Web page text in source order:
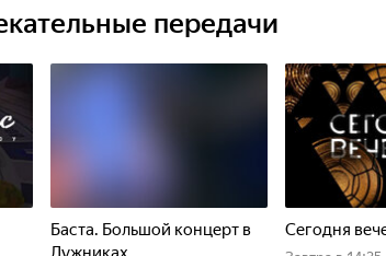
передачи
Баста. Большой концерт в
Сегодня